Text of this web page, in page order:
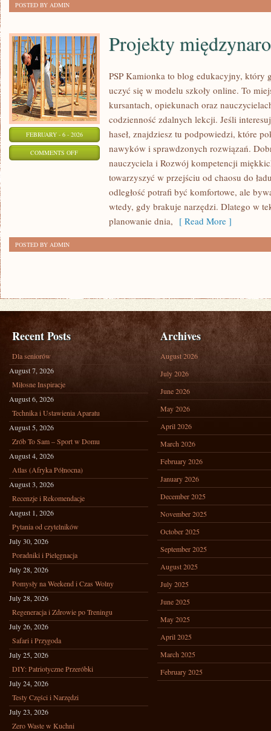
POSTED BY ADMIN
FEBRUARY - 6 - 2026
COMMENTS OFFON
MIĘDZYNARODOWE
Projekty
PSP Kamionka to blog edukacyjny, który
uczyć się w modelu szkoły online. To
kursantach, opiekunach oraz
codzienność zdalnych lekcji. Jeśli
haseł, znajdziesz tu podpowiedzi, które
nawyków i sprawdzonych rozwiązań.
nauczyciela i Rozwój kompetencji
towarzyszyć w przejściu od chaosu do
odległość potrafi być komfortowe, ale
wtedy, gdy brakuje narzędzi. Dlatego w
planowanie dnia, [ Read More ]
POSTED BY ADMIN
Recent Posts
Dla seniorów
August 7, 2026
Miłosne Inspiracje
August 6, 2026
Technika i Ustawienia Aparatu
August 5, 2026
Zrób To Sam – Sport w Domu
August 4, 2026
Atlas (Afryka Północna)
August 3, 2026
Recenzje i Rekomendacje
August 1, 2026
Pytania od czytelników
July 30, 2026
Poradniki i Pielęgnacja
July 28, 2026
Pomysły na Weekend i Czas Wolny
July 28, 2026
Regeneracja i Zdrowie po Treningu
July 26, 2026
Safari i Przygoda
July 25, 2026
DIY: Patriotyczne Przeróbki
July 24, 2026
Testy Części i Narzędzi
July 23, 2026
Zero Waste w Kuchni
Archives
August 2026
July 2026
June 2026
May 2026
April 2026
March 2026
February 2026
January 2026
December 2025
November 2025
October 2025
September 2025
August 2025
July 2025
June 2025
May 2025
April 2025
March 2025
February 2025